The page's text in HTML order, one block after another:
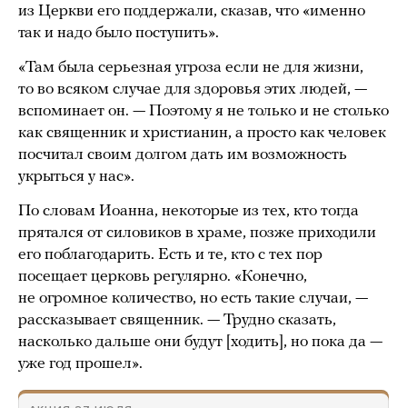
из Церкви его поддержали, сказав, что «именно
так и надо было поступить».
«Там была серьезная угроза если не для жизни,
то во всяком случае для здоровья этих людей, —
вспоминает он. — Поэтому я не только и не столько
как священник и христианин, а просто как человек
посчитал своим долгом дать им возможность
укрыться у нас».
По словам Иоанна, некоторые из тех, кто тогда
прятался от силовиков в храме, позже приходили
его поблагодарить. Есть и те, кто с тех пор
посещает церковь регулярно. «Конечно,
не огромное количество, но есть такие случаи, —
рассказывает священник. — Трудно сказать,
насколько дальше они будут [ходить], но пока да —
уже год прошел».